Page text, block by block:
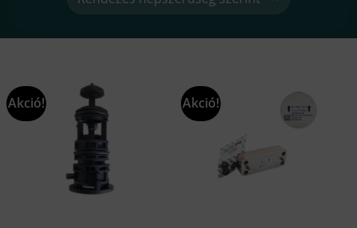
Akció! Akció!